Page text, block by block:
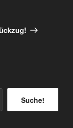
Suche!